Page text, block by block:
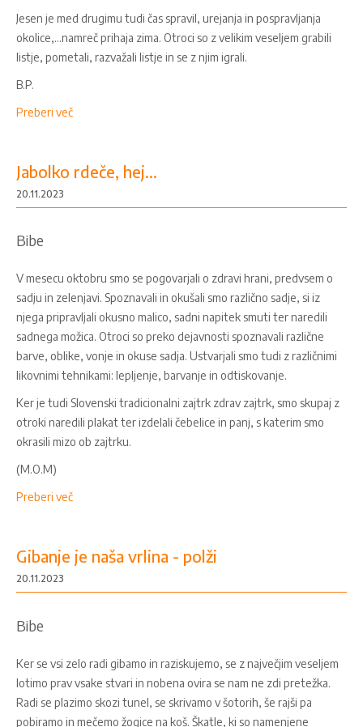
Jesen je med drugimu tudi čas spravil, urejanja in pospravljanja
okolice,...namreč prihaja zima. Otroci so z velikim veseljem grabili
listje, pometali, razvažali listje in se z njim igrali.
B.P.
Preberi več
Jabolko rdeče, hej...
20.11.2023
Bibe
V mesecu oktobru smo se pogovarjali o zdravi hrani, predvsem o
sadju in zelenjavi. Spoznavali in okušali smo različno sadje, si iz
njega pripravljali okusno malico, sadni napitek smuti ter naredili
sadnega možica. Otroci so preko dejavnosti spoznavali različne
barve, oblike, vonje in okuse sadja. Ustvarjali smo tudi z različnimi
likovnimi tehnikami: lepljenje, barvanje in odtiskovanje.
Ker je tudi Slovenski tradicionalni zajtrk zdrav zajtrk, smo skupaj z
otroki naredili plakat ter izdelali čebelice in panj, s katerim smo
okrasili mizo ob zajtrku.
(M.O.M)
Preberi več
Gibanje je naša vrlina - polži
20.11.2023
Bibe
Ker se vsi zelo radi gibamo in raziskujemo, se z največjim veseljem
lotimo prav vsake stvari in nobena ovira se nam ne zdi pretežka.
Radi se plazimo skozi tunel, se skrivamo v šotorih, še rajši pa
pobiramo in mečemo žogice na koš. Škatle, ki so namenjene